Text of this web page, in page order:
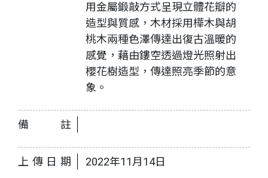
用金屬鍛敲方式呈現立體花瓣的
造型與質感，木材採用樺木與胡
桃木兩種色澤傳達出復古溫暖的
感覺，藉由鏤空透過燈光照射出
櫻花樹造型，傳達照亮季節的意
象。
備註
上傳日期 2022年11月14日